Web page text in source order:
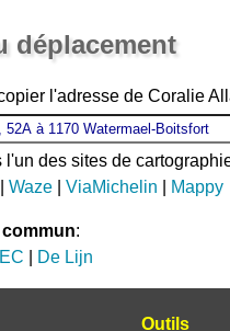
déplacement
l'adresse de Coralie
l'un des sites de
Waze| ViaMichelin Mappy
:
De Lijn
Outils